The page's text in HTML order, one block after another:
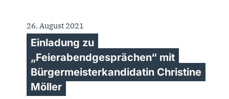
26. August 2021
Einladung zu
„Feierabendgesprächen“ mit
Bürgermeisterkandidatin Christine
Möller